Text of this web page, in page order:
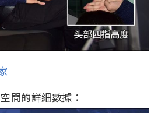
間的詳細數據：